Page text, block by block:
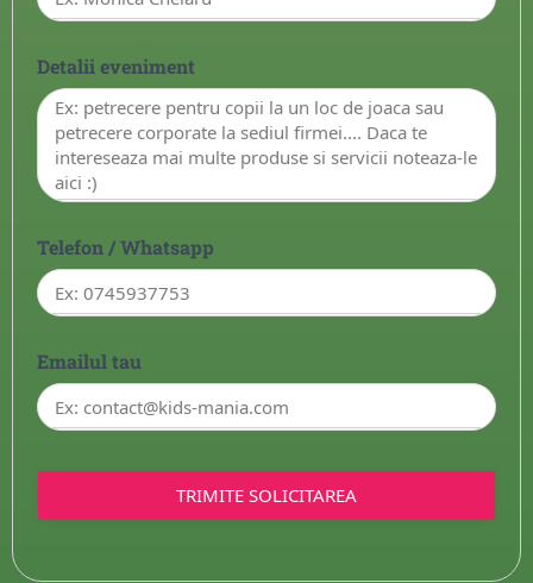
Detalii eveniment
Telefon / Whatsapp
Emailul tau
TRIMITE SOLICITAREA